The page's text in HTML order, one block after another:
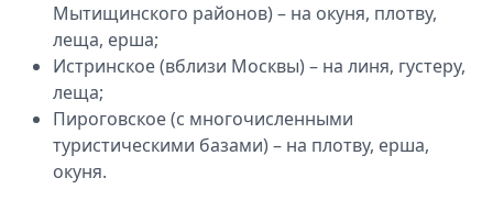
Мытищинского районов) – на окуня, плотву,
леща, ерша;
Истринское (вблизи Москвы) – на линя, густеру,
леща;
Пироговское (с многочисленными
туристическими базами) – на плотву, ерша,
окуня.